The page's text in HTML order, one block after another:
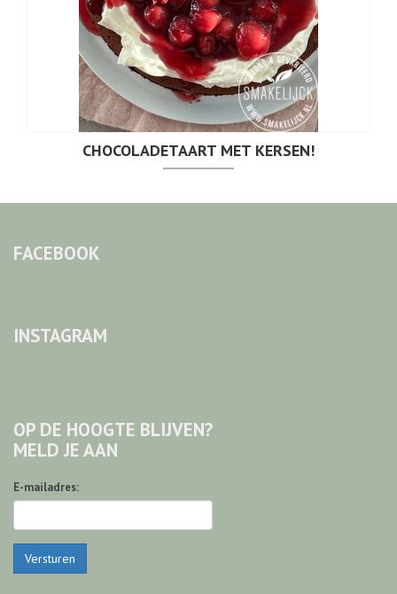
CHOCOLADETAART MET KERSEN!
FACEBOOK
INSTAGRAM
OP DE HOOGTE BLIJVEN?
MELD JE AAN
E-mailadres:
Versturen